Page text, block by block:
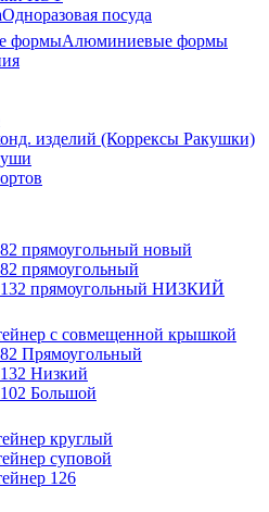
Одноразовая посуда
Алюминиевые формы
изделий (Коррексы Ракушки)
прямоугольный новый
прямоугольный
прямоугольный НИЗКИЙ
с совмещенной крышкой
Прямоугольный
Низкий
Большой
круглый
суповой
126